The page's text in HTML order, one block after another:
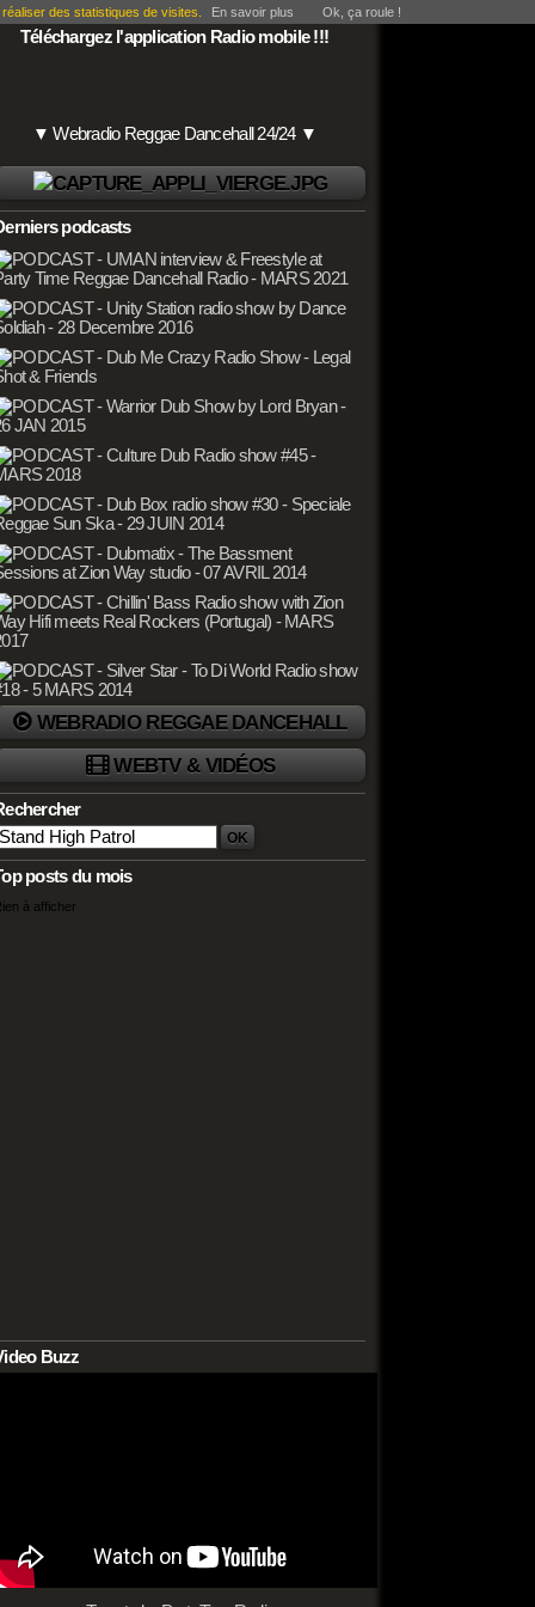
Téléchargez l'application Radio mobile !!!
▼ Webradio Reggae Dancehall 24/24 ▼
podcasts
WEBRADIO REGGAE DANCEHALL
WEBTV & VIDÉOS
posts du mois
à afficher
Buzz
des statistiques de visites. En savoir plus Ok, ça roule !